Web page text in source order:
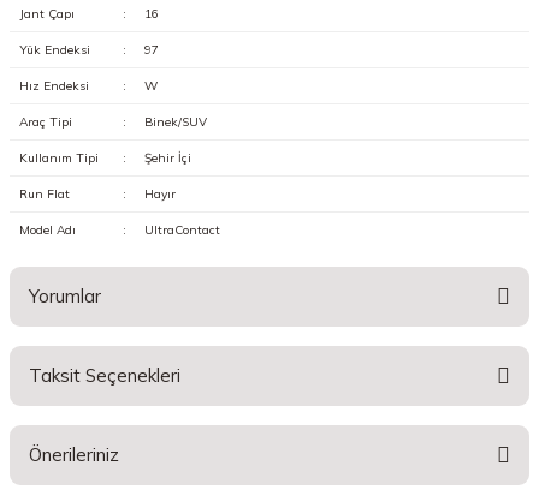
Jant Çapı : 16
Yük Endeksi : 97
Hız Endeksi : W
Araç Tipi : Binek/SUV
Kullanım Tipi : Şehir İçi
Run Flat : Hayır
Model Adı : UltraContact
Yorumlar
Taksit Seçenekleri
Önerileriniz